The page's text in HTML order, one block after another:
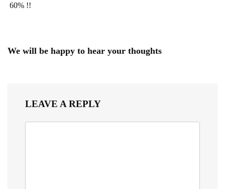
60% !!
We will be happy to hear your thoughts
LEAVE A REPLY